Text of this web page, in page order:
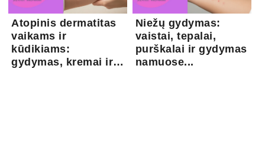
Atopinis dermatitas
vaikams ir
kūdikiams:
gydymas, kremai ir
Niežų gydymas:
vaistai, tepalai,
purškalai ir gydymas
namuose...